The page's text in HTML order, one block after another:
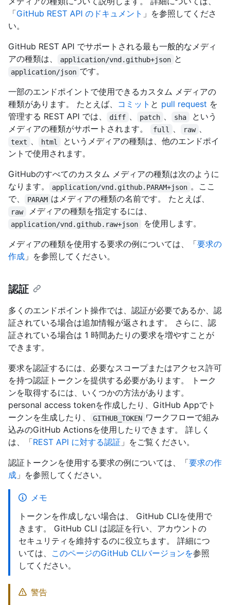
「GitHub REST API のドキュメント 」を参照してくださ
い。
GitHub REST API でサポートされる最も一般的なメディ
アの種類は、
application/vnd.github+json と
application/json です。
一部のエンドポイントで使用できるカスタム メディアの
種類があります。 たとえば、 コミット と pull request を
管理する REST API では、
diff 、 patch 、 sha
という
メディアの種類がサポートされます。
full 、 raw 、
text 、 html
というメディアの種類は、他のエンドポイ
ントで使用されます。
GitHubのすべてのカスタム メディアの種類は次のように
なります。
application/vnd.github.PARAM+json 。ここ
で、
PARAM はメディアの種類の名前です。 たとえば、
raw メディアの種類を指定するには、
application/vnd.github.raw+json
を使用します。
メディアの種類を使用する要求の例については、「要求の
作成 」を参照してください。
認証
多くのエンドポイント操作では、認証が必要であるか、認
証されている場合は追加情報が返されます。 さらに、認
証されている場合は 1 時間あたりの要求を増やすことが
できます。
要求を認証するには、必要なスコープまたはアクセス許可
を持つ認証トークンを提供する必要があります。 トーク
ンを取得するには、いくつかの方法があります。
personal access tokenを作成したり、GitHub Appでト
ークンを生成したり、
GITHUB_TOKEN ワークフローで組み
込みのGitHub Actionsを使用したりできます。 詳しく
は、「REST API に対する認証 」をご覧ください。
認証トークンを使用する要求の例については、「要求の作
成 」を参照してください。
メモ
トークンを作成しない場合は、 GitHub CLIを使用で
きます。 GitHub CLI は認証を行い、アカウントの
セキュリティを維持するのに役立ちます。 詳細につ
いては、 このページのGitHub CLIバージョンを参照
してください。
警告